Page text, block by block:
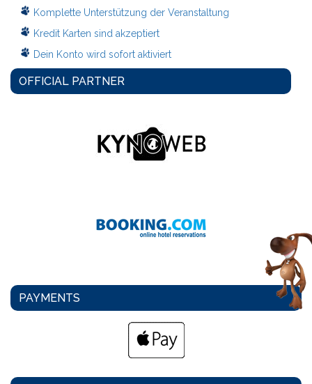
Komplette Unterstützung der Veranstaltung
Kredit Karten sind akzeptiert
Dein Konto wird sofort aktiviert
OFFICIAL PARTNER
PAYMENTS